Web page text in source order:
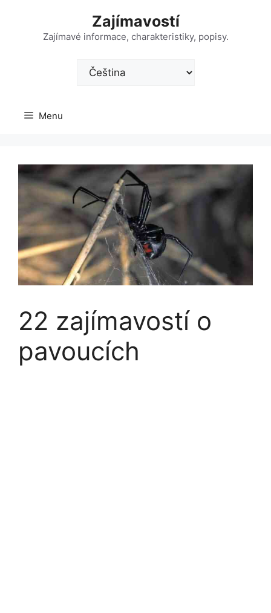
Zajímavostí
Zajímavé informace, charakteristiky, popisy.
Zvolte
jazyk
Menu
22 zajímavostí o
pavoucích